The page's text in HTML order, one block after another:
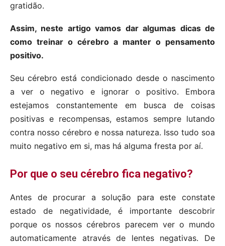
gratidão.
Assim, neste artigo vamos dar algumas dicas de
como treinar o cérebro a manter o pensamento
positivo.
Seu cérebro está condicionado desde o nascimento
a ver o negativo e ignorar o positivo. Embora
estejamos constantemente em busca de coisas
positivas e recompensas, estamos sempre lutando
contra nosso cérebro e nossa natureza. Isso tudo soa
muito negativo em si, mas há alguma fresta por aí.
Por que o seu cérebro fica negativo?
Antes de procurar a solução para este constate
estado de negatividade, é importante descobrir
porque os nossos cérebros parecem ver o mundo
automaticamente através de lentes negativas. De